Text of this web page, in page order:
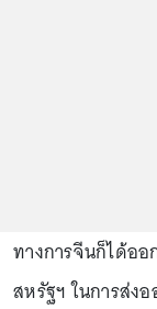
ทางการจีนก็ได้อ
สหรัฐฯ ในการส่ง